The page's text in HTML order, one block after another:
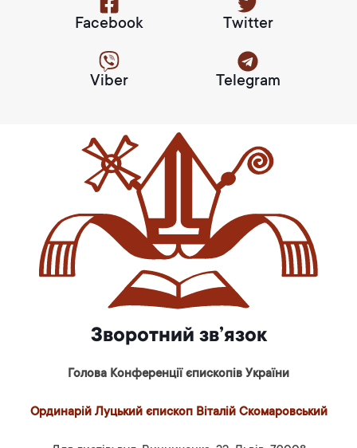
Facebook Twitter
Viber Telegram
Зворотний зв’язок
Голова Конференції єпископів України
Ординарій Луцький єпископ Віталій Скомаровський